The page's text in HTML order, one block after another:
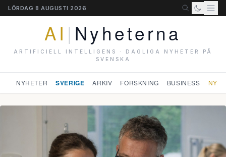
LÖRDAG 8 AUGUSTI 2026
AI | Nyheterna
ARTIFICIELL INTELLIGENS · DAGLIGA NYHETER PÅ
SVENSKA
NYHETER SVERIGE ARKIV FORSKNING BUSINESS